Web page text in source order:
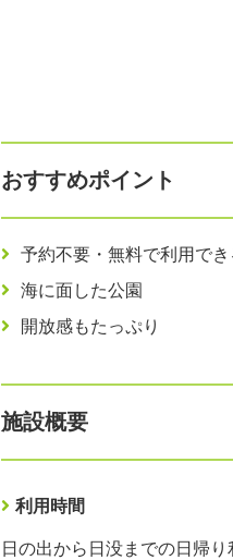
おすすめポイント
予約不要・無料で利用で
海に面した公園
開放感もたっぷり
施設概要
利用時間
日の出から日没までの日帰り